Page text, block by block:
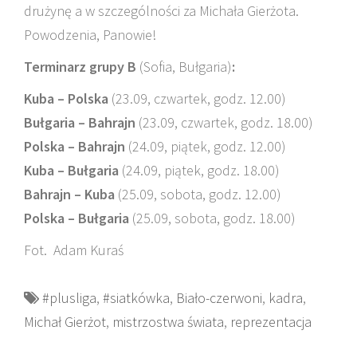
drużynę a w szczególności za Michała Gierżota.
Powodzenia, Panowie!
Terminarz grupy B (Sofia, Bułgaria):
Kuba – Polska (23.09, czwartek, godz. 12.00)
Bułgaria – Bahrajn (23.09, czwartek, godz. 18.00)
Polska – Bahrajn (24.09, piątek, godz. 12.00)
Kuba – Bułgaria (24.09, piątek, godz. 18.00)
Bahrajn – Kuba (25.09, sobota, godz. 12.00)
Polska – Bułgaria (25.09, sobota, godz. 18.00)
Fot. Adam Kuraś
#plusliga, #siatkówka, Biało-czerwoni, kadra,
Michał Gierżot, mistrzostwa świata, reprezentacja